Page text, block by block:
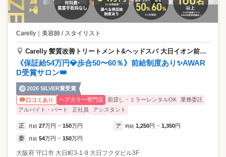
Carelly ｜ 美容師 / スタイリスト
Carelly 髪質改善トリートメント&ヘッドスパ 大日イオン前【ケアリー】
《保証給54万円💎歩合50〜60％》前給制度あり✨AWAR
D受賞サロン👑
2026 SILVER賞受賞
口コミあり
ヘアカラー専門店 面貸し・ミラーレンタルOK
業務委託
アルバイト・パート
正社員 アシスタント
正 月給 27万円 ~ 150万円 ア 時給 1,250円 ~ 1,350円
委 月給 54万円 ~ 150万円
大阪府 守口市 大日町3-1-9 大日フクダビル3F